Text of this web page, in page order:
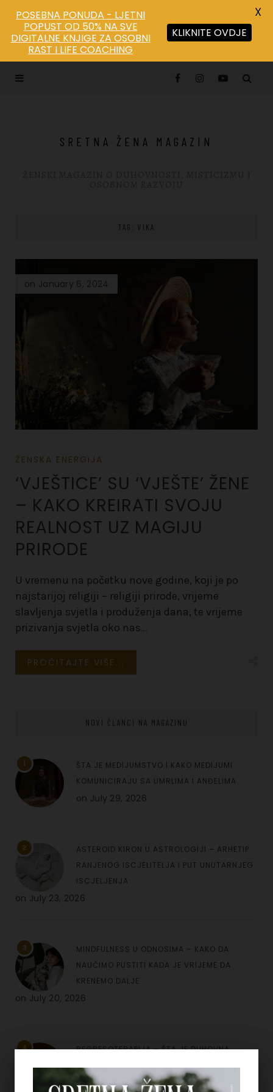
SRETNA ŽENA MAGAZIN
TAG: VIKA
on January 6, 2024
ŽENSKA ENERGIJA
‘VJEŠTICE’ SU ‘VJEŠTE’ ŽENE
– KAKO KREIRATI SVOJU
REALNOST UZ MAGIJU
PRIRODE
U vremenu na početku nove godine, koji je po
najstarijoj religiji – religiji prirode, vrijeme
slavljenja svjetla i produženja dana, te vrijeme
prizivanja svjetla oko nas…
PROČITAJTE VIŠE...
NOVI ČLANCI NA MAGAZINU
1
ŠTA JE MEDIJUMSTVO I KAKO MEDIJUMI
KOMUNICIRAJU SA UMRLIMA I ANĐELIMA
on July 29, 2026
2
ASTEROID KIRON U ASTROLOGIJI – ARHETIP
RANJENOG ISCJELITELJA I PUT UNUTARNJEG
ISCJELJENJA
on July 23, 2026
3
MINDFULNESS U ODNOSIMA – KAKO DA
NAUČIMO PUSTITI KADA JE VRIJEME DA
KRENEMO DALJE
on July 20, 2026
4
REGRESOTERAPIJA – ŠTA JE DUHOVNA
ŽIVOTA MOGU POMOĆI
POSEBNA PONUDA - LJETNI
POPUST OD 50% NA SVE
DIGITALNE KNJIGE ZA OSOBNI
RAST I LIFE COACHING
KLIKNITE OVDJE
X